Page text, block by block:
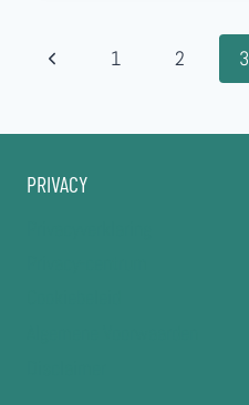
Paginanavigatie
Vorige
1 2 3
PRIVACY